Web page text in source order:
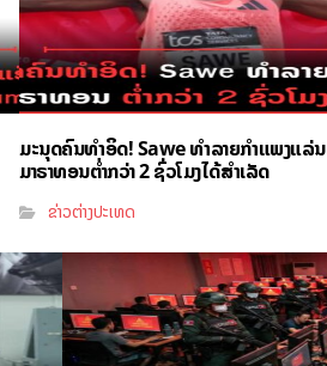
ມະນຸດຄົນທຳອິດ! Sawe ທຳລາຍກຳແພງແລ່ນ
ມາຣາທອນຕ່ຳກວ່າ 2 ຊົ່ວໂມງໄດ້ສຳເລັດ
ຂ່າວຕ່າງປະເທດ